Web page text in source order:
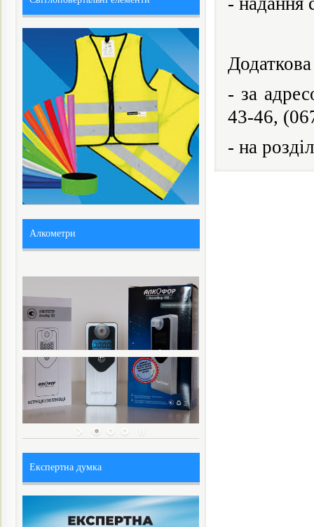
- за
43-46,
- на
Алкометри
Експертна думка